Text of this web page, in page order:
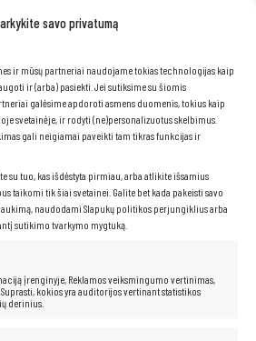
savo privatumą
ir mūsų partneriai naudojame tokias technologijas kaip
ir (arba) pasiekti. Jei sutiksime su šiomis
galėsime apdoroti asmens duomenis, tokius kaip
svetainėje, ir rodyti (ne)personalizuotus skelbimus.
gali neigiamai paveikti tam tikras funkcijas ir
su tuo, kas išdėstyta pirmiau, arba atlikite išsamius
taikomi tik šiai svetainei. Galite bet kada pakeisti savo
naudodami Slapukų politikos perjungiklius arba
sutikimo tvarkymo mygtuką.
įrenginyje, Reklamos veiksmingumo vertinimas,
kokios yra auditorijos vertinant statistikos
derinius.
Tiny“ i5-10500T 16 GB 2 TB SSD
HDMI WIN10
Į KREPŠELĮ